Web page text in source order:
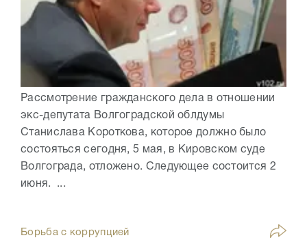
Рассмотрение гражданского дела в отношении
экс-депутата Волгоградской облдумы
Станислава Короткова, которое должно было
состояться сегодня, 5 мая, в Кировском суде
Волгограда, отложено. Следующее состоится 2
июня. ...
Борьба с коррупцией